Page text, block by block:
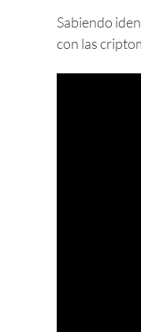
Sabiendo
con las